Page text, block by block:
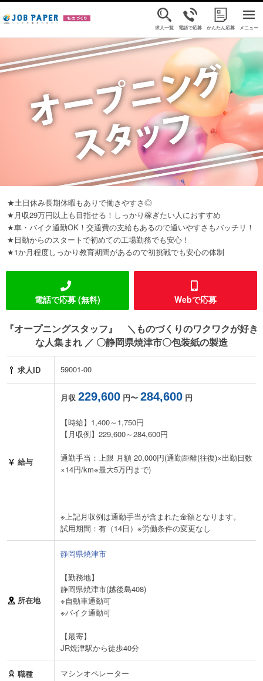
求人一覧 電話で応募 かんたん応募 メニュー
★土日休み長期休暇もありで働きやすさ◎
★月収29万円以上も目指せる！しっかり稼ぎたい人におすすめ
★車・バイク通勤OK！交通費の支給もあるので通いやすさもバッチリ！
★日勤からのスタートで初めての工場勤務でも安心！
★1か月程度しっかり教育期間があるので初挑戦でも安心の体制
電話で応募 (無料) Webで応募
『オープニングスタッフ』 ＼ものづくりのワクワクが好き
な人集まれ ／ 〇静岡県焼津市〇包装紙の製造
求人ID 59001-00
給与
月収 229,600 円〜 284,600 円
【時給】1,400～1,750円
【月収例】229,600～284,600円
通勤手当：上限 月額 20,000円(通勤距離(往復)×出勤日数
×14円/km※最大5万円まで)
※上記月収例は通勤手当が含まれた金額となります。
試用期間：有（14日）※労働条件の変更なし
所在地
静岡県焼津市
【勤務地】
静岡県焼津市(越後島408)
※自動車通勤可
※バイク通勤可
【最寄】
JR焼津駅から徒歩40分
職種 マシンオペレーター